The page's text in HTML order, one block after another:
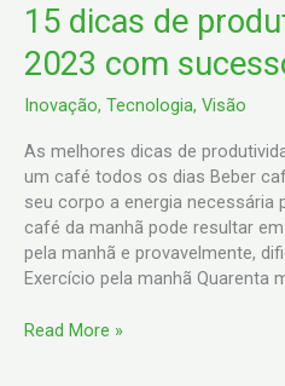
15 dicas de
2023 com
Inovação, Tecnologia, Visão
As melhores dicas de
um café todos os dias Beber
seu corpo a energia necessária
café da manhã pode resultar
pela manhã e provavelmente,
Exercício pela manhã Quarenta
Read More »